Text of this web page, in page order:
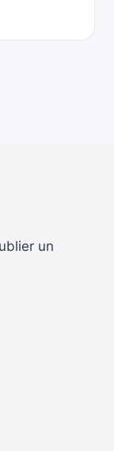
un